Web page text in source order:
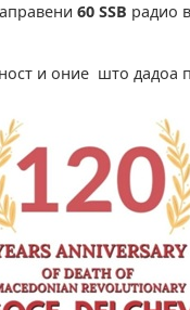
60 SSB радио
и оние што дадоа